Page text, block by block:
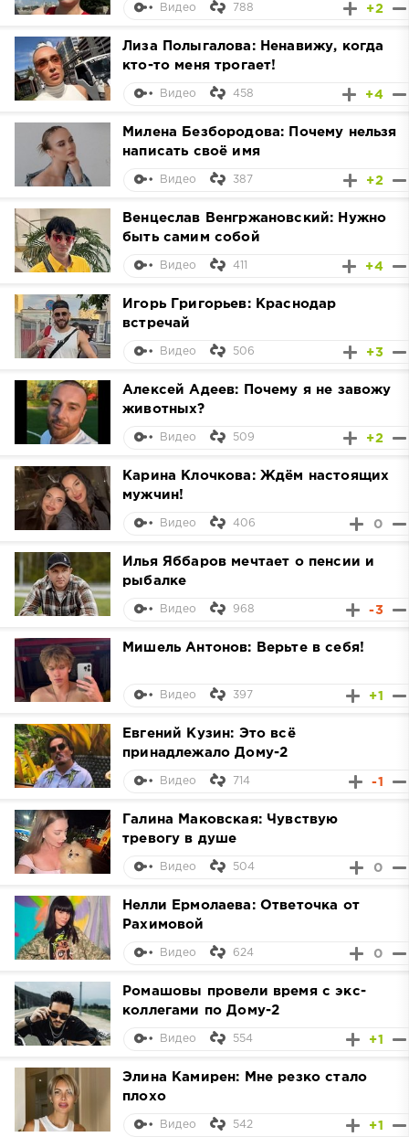
+2
Видео 788
Лиза Полыгалова: Ненавижу, когда
кто-то меня трогает!
+4
Видео 458
Милена Безбородова: Почему нельзя
написать своё имя
+2
Видео 387
Венцеслав Венгржановский: Нужно
быть самим собой
+4
Видео 411
Игорь Григорьев: Краснодар
встречай
+3
Видео 506
Алексей Адеев: Почему я не завожу
животных?
+2
Видео 509
Карина Клочкова: Ждём настоящих
мужчин!
0
Видео 406
Илья Яббаров мечтает о пенсии и
рыбалке
-3
Видео 968
Мишель Антонов: Верьте в себя!
+1
Видео 397
Евгений Кузин: Это всё
принадлежало Дому-2
-1
Видео 714
Галина Маковская: Чувствую
тревогу в душе
0
Видео 504
Нелли Ермолаева: Ответочка от
Рахимовой
0
Видео 624
Ромашовы провели время с экс-
коллегами по Дому-2
+1
Видео 554
Элина Камирен: Мне резко стало
плохо
+1
Видео 542